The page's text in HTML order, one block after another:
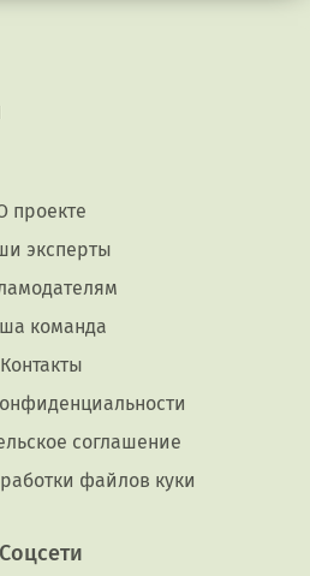
проекте
эксперты
команда
Контакты
соглашение
файлов куки
Соцсети